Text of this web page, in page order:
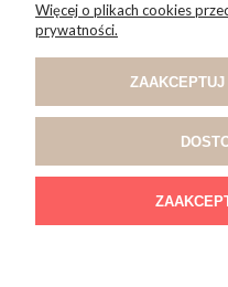
Więcej o plikach cookies
prywatności.